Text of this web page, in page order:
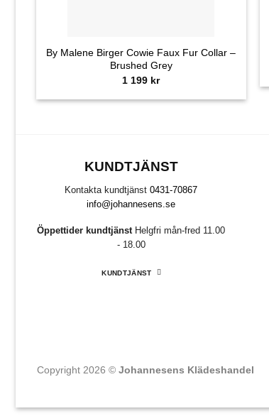
By Malene Birger Cowie Faux Fur Collar –
Brushed Grey
1 199 kr
KUNDTJÄNST
Kontakta kundtjänst 0431-70867
info@johannesens.se
Öppettider kundtjänstHelgfri mån-fred 11.00
- 18.00
KUNDTJÄNST
Copyright 2026 © Johannesens Klädeshandel